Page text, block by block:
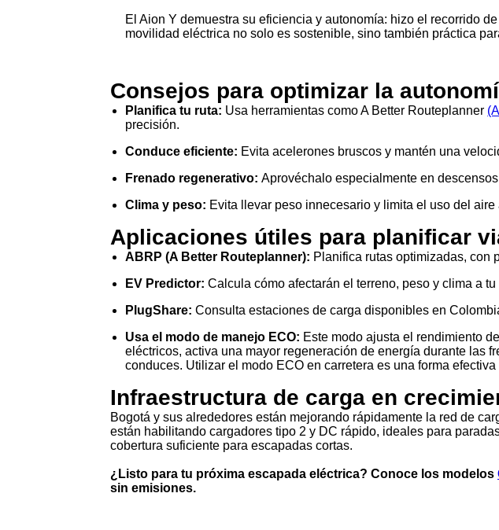
El Aion Y demuestra su eficiencia y autonomía: hizo el recorrido
movilidad eléctrica no solo es sostenible, sino también práctica
Consejos para optimizar la
Planifica tu ruta: Usa herramientas como A Better Routeplanner
precisión.
Conduce eficiente: Evita acelerones bruscos y mantén una
Frenado regenerativo:Aprovéchalo especialmente en
Clima y peso: Evita llevar peso innecesario y limita el uso del
Aplicaciones útiles para planificar
ABRP (A Better Routeplanner): Planifica rutas optimizadas, con
EV Predictor:Calcula cómo afectarán el terreno, peso y clima a tu
PlugShare:Consulta estaciones de carga disponibles en
Usa el modo de manejo ECO: Este modo ajusta el rendimiento
eléctricos, activa una mayor regeneración de energía durante las
conduces. Utilizar el modo ECO en carretera es una forma
Infraestructura de carga en
Bogotá y sus alrededores están mejorando rápidamente la red de
están habilitando cargadores tipo 2 y DC rápido, ideales para
cobertura suficiente para escapadas cortas.
¿Listo para tu próxima escapada eléctrica? Conoce los modelos
sin emisiones.